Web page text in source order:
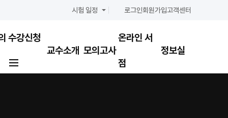
시험 일정 로그인회원가입고객센터
수강신청
교수소개 모의고사
온라인 서
점
정보실